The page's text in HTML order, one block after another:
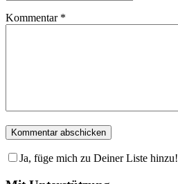
Kommentar *
Ja, füge mich zu Deiner Liste hinzu!